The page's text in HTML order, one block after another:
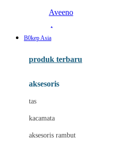
Aveeno
Awan
Baabaasheepz
Baby Dove
Baby Jogger
B0kep Asia
produk terbaru
aksesoris
tas
kacamata
aksesoris rambut